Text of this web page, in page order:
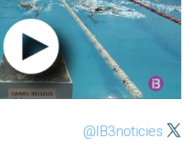
@IB3noticies